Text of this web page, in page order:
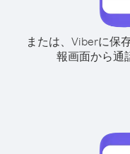
または、Viberに保
報画面から通